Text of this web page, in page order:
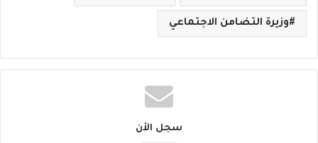
وزيرة التضامن الاجتماعي
سجل الأن